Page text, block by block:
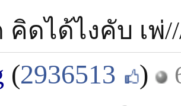
คิดได้ไงคับ เพ่
(2936513 )